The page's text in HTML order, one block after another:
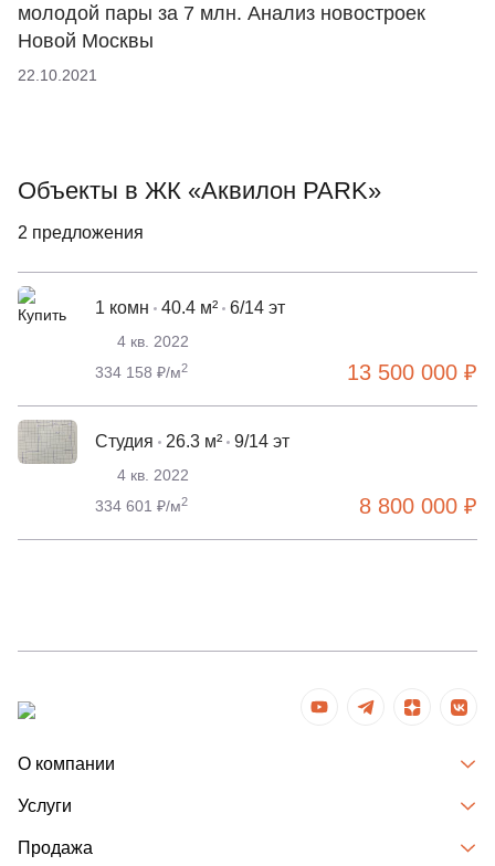
молодой пары за 7 млн. Анализ новостроек
Новой Москвы
22.10.2021
Объекты в ЖК «Аквилон PARK»
2 предложения
1 комн 40.4 м² 6/14 эт
4 кв. 2022
13 500 000 ₽
334 158 ₽/м2
Студия 26.3 м² 9/14 эт
4 кв. 2022
8 800 000 ₽
334 601 ₽/м2
О компании
Услуги
Продажа